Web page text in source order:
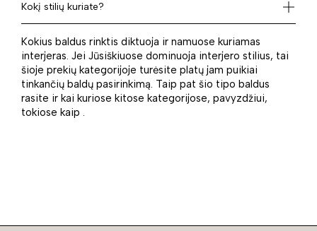
Kokį stilių kuriate?
Kokius baldus rinktis diktuoja ir namuose kuriamas
interjeras. Jei Jūsiškiuose dominuoja interjero stilius, tai
šioje prekių kategorijoje turėsite platų jam puikiai
tinkančių baldų pasirinkimą. Taip pat šio tipo baldus
rasite ir kai kuriose kitose kategorijose, pavyzdžiui,
tokiose kaip .